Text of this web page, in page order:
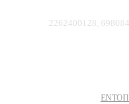
2262400128,